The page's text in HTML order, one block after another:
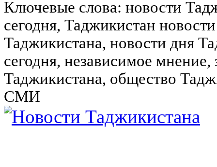
Ключевые слова: новости
сегодня, Таджикистан
Таджикистана, новости дня
сегодня, независимое
Таджикистана, общество
СМИ